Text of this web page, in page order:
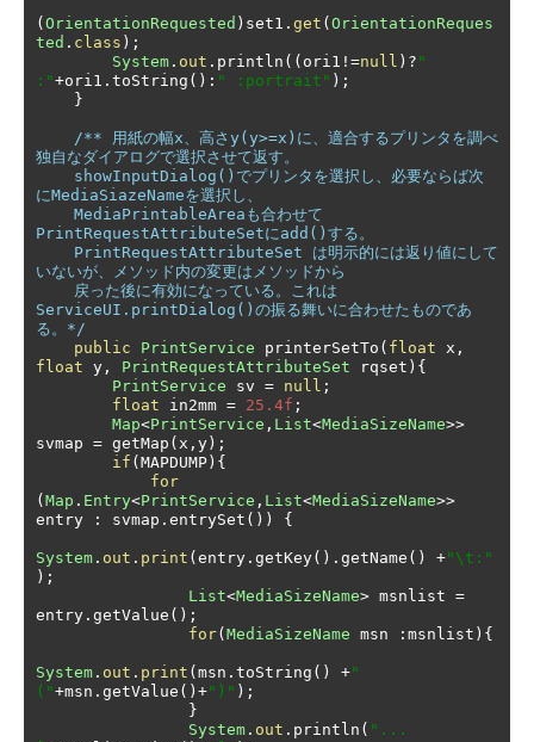
(OrientationRequested ) set1 . get (OrientationReques
ted . class );
System . out . println (( ori1 !=null )? "
:"+ori1 . toString (): " :portrait" );
}
/** 用紙の幅x、高さy(y>=x)に、適合するプリンタを調べ
独自なダイアログで選択させて返す。
にMediaSiazeNameを選択し、
PrintRequestAttributeSetにadd()する。
いないが、メソッド内の変更はメソッドから
ServiceUI.printDialog()の振る舞いに合わせたものであ
る。*/
public
PrintService printerSetTo ( float x ,
float y , PrintRequestAttributeSet rqset ){
PrintService sv = null ;
float in2mm = 25.4f ;
Map<PrintService , List<MediaSizeName>>
svmap = getMap ( x , y);
if (MAPDUMP){
for
(Map . Entry<PrintService , List<MediaSizeName>>
entry
: svmap . entrySet ()) {
System . out . print (entry . getKey(). getName () +"\t:"
);
List<MediaSizeName> msnlist =
entry . getValue ();
for(MediaSizeName msn : msnlist ){
System . out . print (msn . toString () +"
("+msn . getValue ()+")" );
}
System . out . println ( "...